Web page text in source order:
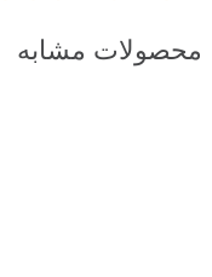
محصولات مشابه